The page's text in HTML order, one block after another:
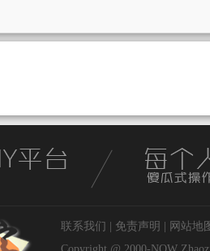
联系我们 免责声明
网站地